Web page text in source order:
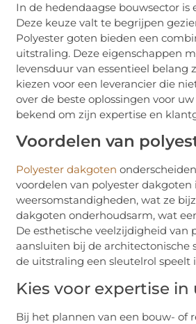
In de hedendaagse bouwsector
Deze keuze valt te begrijpen
Polyester goten bieden een
uitstraling. Deze eigenschappen
levensduur van essentieel belang
kiezen voor een leverancier die
over de beste oplossingen voor
bekend om zijn expertise en
Voordelen van
Polyester dakgoten
voordelen van polyester
weersomstandigheden, wat ze
dakgoten onderhoudsarm, wat
De esthetische veelzijdigheid
aansluiten bij de architectonische
de uitstraling een sleutelrol
Kies voor expertise
Bij het plannen van een bouw- of